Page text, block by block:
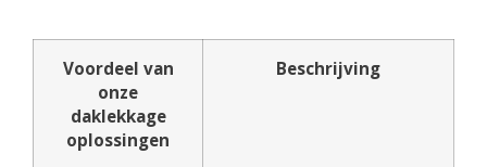
Voordeel van
onze
daklekkage
oplossingen
Beschrijving